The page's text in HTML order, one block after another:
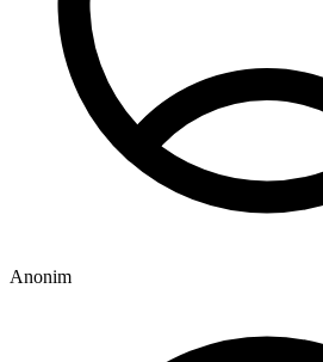
Anonim